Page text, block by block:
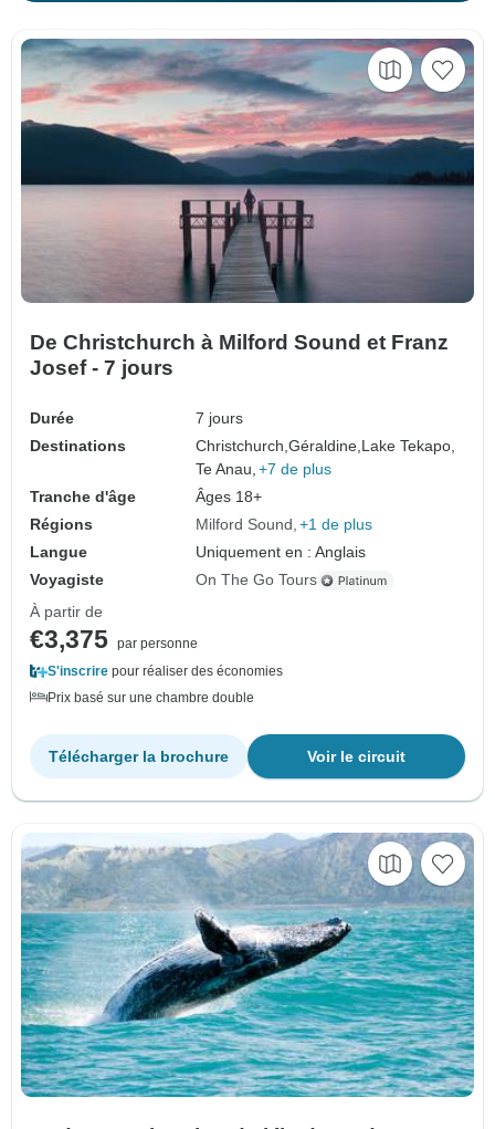
De Christchurch à Milford Sound et Franz
Josef - 7 jours
Durée
7 jours
Destinations
Christchurch,Géraldine,Lake Tekapo,
Te Anau, +7 de plus
Tranche d'âge
Âges 18+
Régions
Milford Sound +1 de plus
Langue
Uniquement en : Anglais
Voyagiste
On The Go Tours
À partir de
€3,375 par personne
S'inscrire pour réaliser des économies
Prix basé sur une chambre double
Voir le circuit
Télécharger la brochure